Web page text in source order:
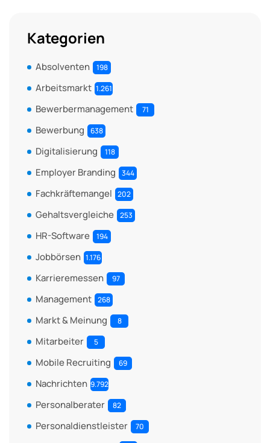
Kategorien
Absolventen 198
Arbeitsmarkt 1.261
Bewerbermanagement 71
Bewerbung 638
Digitalisierung 118
Employer Branding 344
Fachkräftemangel 202
Gehaltsvergleiche 253
HR-Software 194
Jobbörsen 1.176
Karrieremessen 97
Management 268
Markt & Meinung 8
Mitarbeiter 5
Mobile Recruiting 69
Nachrichten 9.792
Personalberater 82
Personaldienstleister 70